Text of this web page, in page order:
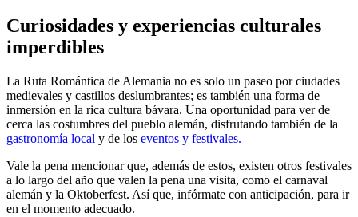
Curiosidades y experiencias culturales
imperdibles
La Ruta Romántica de Alemania no es solo un paseo por ciudades
medievales y castillos deslumbrantes; es también una forma de
inmersión en la rica cultura bávara. Una oportunidad para ver de
cerca las costumbres del pueblo alemán, disfrutando también de la
gastronomía local y de los eventos y festivales.
Vale la pena mencionar que, además de estos, existen otros festivales
a lo largo del año que valen la pena una visita, como el carnaval
alemán y la Oktoberfest. Así que, infórmate con anticipación, para ir
en el momento adecuado.